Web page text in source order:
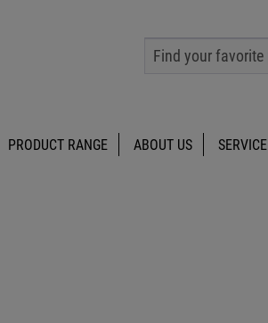
PRODUCT RANGE ABOUT US SERVICE